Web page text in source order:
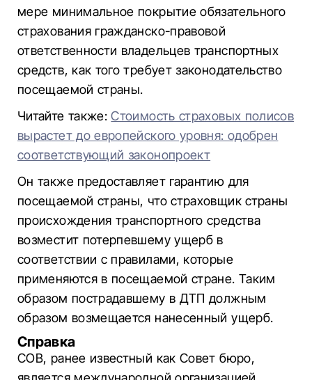
мере минимальное покрытие обязательного
страхования гражданско-правовой
ответственности владельцев транспортных
средств, как того требует законодательство
посещаемой страны.
Читайте также:Стоимость страховых полисов
вырастет до европейского уровня: одобрен
соответствующий законопроект
Он также предоставляет гарантию для
посещаемой страны, что страховщик страны
происхождения транспортного средства
возместит потерпевшему ущерб в
соответствии с правилами, которые
применяются в посещаемой стране. Таким
образом пострадавшему в ДТП должным
образом возмещается нанесенный ущерб.
Справка
COB, ранее известный как Совет бюро,